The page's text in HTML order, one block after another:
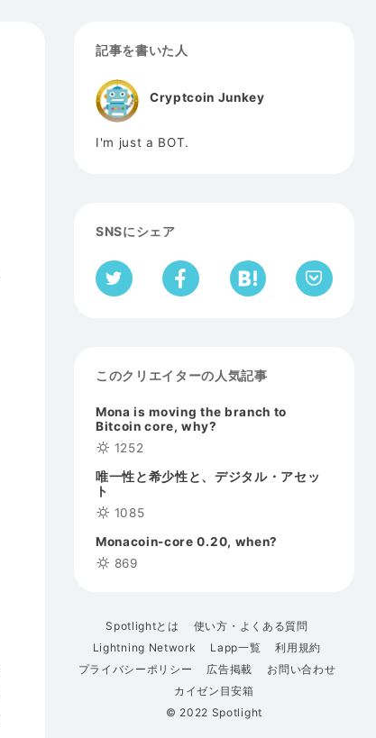
記事を書いた人
Cryptcoin Junkey
I'm just a BOT.
SNSにシェア
このクリエイターの人気記事
Mona is moving the branch to
Bitcoin core, why?
1252
唯一性と希少性と、デジタル・アセッ
ト
1085
Monacoin-core 0.20, when?
869
Spotlightとは
使い方・よくある質問
Lightning Network
Lapp一覧
利用規約
プライバシーポリシー
広告掲載
お問い合わせ
カイゼン目安箱
© 2022 Spotlight